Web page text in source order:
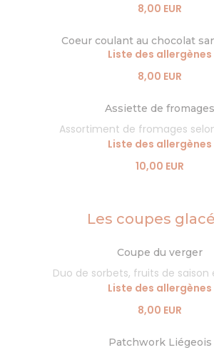
8,00 EUR
Coeur coulant au chocolat
Liste des allergènes
8,00 EUR
Assiette de fromages
Assortiment de fromages
Liste des allergènes
10,00 EUR
Les coupes
Coupe du verger
Duo de sorbets, fruits de
Liste des allergènes
8,00 EUR
Patchwork Liégeois